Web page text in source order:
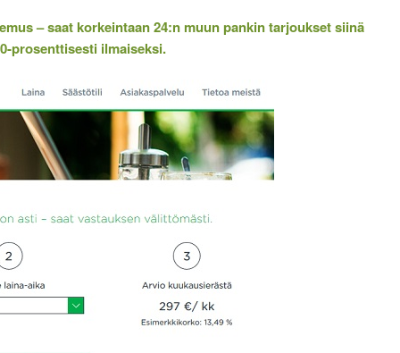
– saat korkeintaan 24:n muun pankin tarjoukset siinä
prosenttisesti ilmaiseksi.